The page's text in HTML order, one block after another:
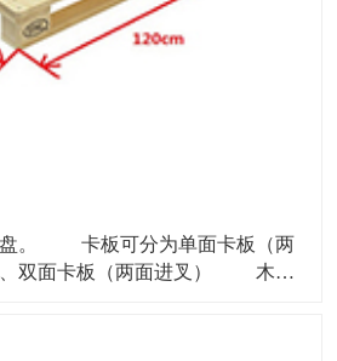
。 卡板可分为单面卡板（两
、双面卡板（两面进叉） 木卡
主，其它颜色可定做。 塑料卡